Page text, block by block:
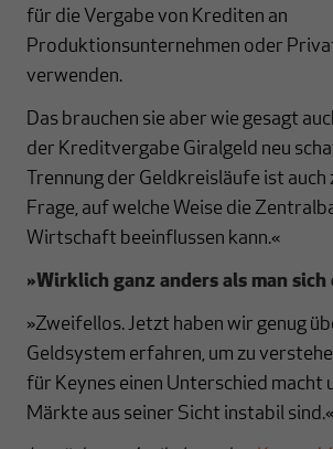
für die Vergabe von Krediten an
Produktionsunternehmen oder
verwenden.
Das brauchen sie aber wie gesagt
der Kreditvergabe Giralgeld neu
Trennung der Geldkreisläufe ist
Frage, auf welche Weise die
Wirtschaft beeinflussen kann.«
»Wirklich ganz anders als man
»Zweifellos. Jetzt haben wir genug
Geldsystem erfahren, um zu
für Keynes einen Unterschied macht
Märkte aus seiner Sicht instabil sind.«